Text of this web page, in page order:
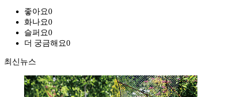
좋아요0
화나요0
슬퍼요0
더 궁금해요0
최신뉴스